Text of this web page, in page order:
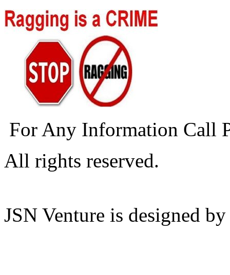
For Any Information Call
All rights reserved.
JSN Venture is designed